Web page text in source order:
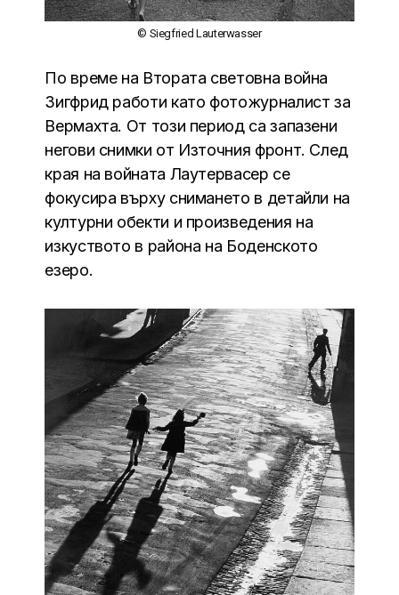
© Siegfried Lauterwasser
По време на Втората световна война
Зигфрид работи като фотожурналист за
Вермахта. От този период са запазени
негови снимки от Източния фронт. След
края на войната Лаутервасер се
фокусира върху снимането в детайли на
културни обекти и произведения на
изкуството в района на Боденското
езеро.